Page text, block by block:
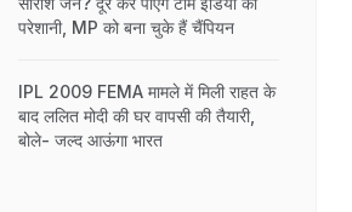
परेशानी, MP को बना चुके हैं चैंपियन
IPL 2009 FEMA मामले में मिली राहत के
बाद ललित मोदी की घर वापसी की तैयारी,
बोले- जल्द आऊंगा भारत